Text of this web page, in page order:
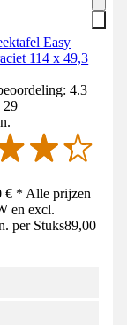
Easy
114 x 49,3
4.3
29
* Alle prijzen
en excl.
per Stuks89,00